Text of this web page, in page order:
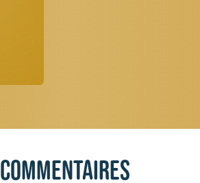
Commentaires